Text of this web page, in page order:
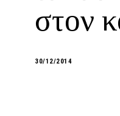
στον
30/12/2014